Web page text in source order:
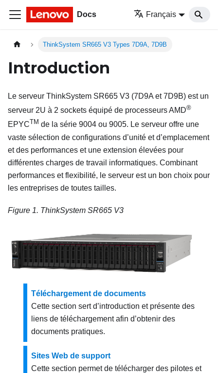
Docs Français
ThinkSystem SR665 V3 Types 7D9A, 7D9B
Introduction
Le serveur ThinkSystem SR665 V3 (7D9A et 7D9B) est un
serveur 2U à 2 sockets équipé de processeurs AMD®
EPYCTM de la série 9004 ou 9005. Le serveur offre une
vaste sélection de configurations d’unité et d’emplacement
et des performances et une extension élevées pour
différentes charges de travail informatiques. Combinant
performances et flexibilité, le serveur est un bon choix pour
les entreprises de toutes tailles.
Figure 1. ThinkSystem SR665 V3
Téléchargement de documents
Cette section sert d’introduction et présente des
liens de téléchargement afin d’obtenir des
documents pratiques.
Sites Web de support
Cette section permet de télécharger des pilotes et